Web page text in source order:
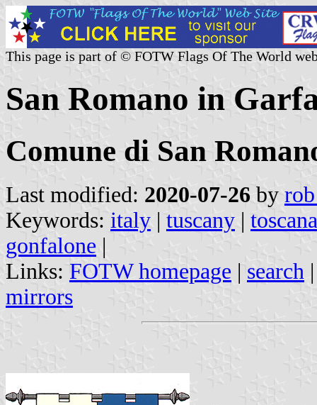
This page is part of © FOTW Flags Of The World
San Romano in
Comune di San
Last modified: 2020-07-26 by
Keywords: italy | tuscany | toscana
gonfalone |
Links: FOTW homepage | search
mirrors